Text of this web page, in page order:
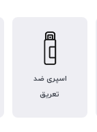
اسپری ضد
تعریق